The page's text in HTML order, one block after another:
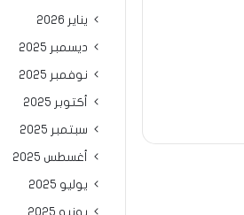
يناير 2026
ديسمبر 2025
نوفمبر 2025
أكتوبر 2025
سبتمبر 2025
أغسطس 2025
يوليو 2025
يونيو 2025